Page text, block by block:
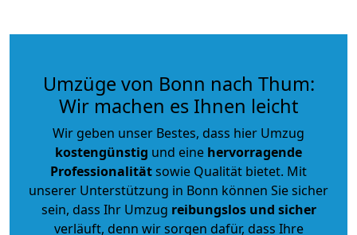
Umzüge von Bonn nach Thum:
Wir machen es Ihnen leicht
Wir geben unser Bestes, dass hier Umzug
kostengünstig und eine hervorragende
Professionalitätsowie Qualität bietet. Mit
unserer Unterstützung in Bonn können Sie sicher
sein, dass Ihr Umzug reibungslos und sicher
verläuft, denn wir sorgen dafür, dass Ihre